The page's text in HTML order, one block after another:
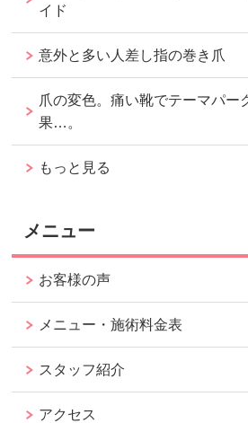
イド
意外と多い人差し指の巻き爪
爪の変色。痛い靴でテーマパー
果…。
もっと見る
メニュー
お客様の声
メニュー・施術料金表
スタッフ紹介
アクセス